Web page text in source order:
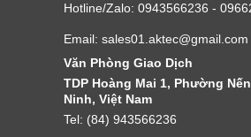
Hotline/Zalo: 0943566236 -
Email: sales01.aktec@gmail.com
Văn Phòng Giao Dịch
TDP Hoàng Mai 1, Phường
Ninh, Việt Nam
Tel: (84) 943566236